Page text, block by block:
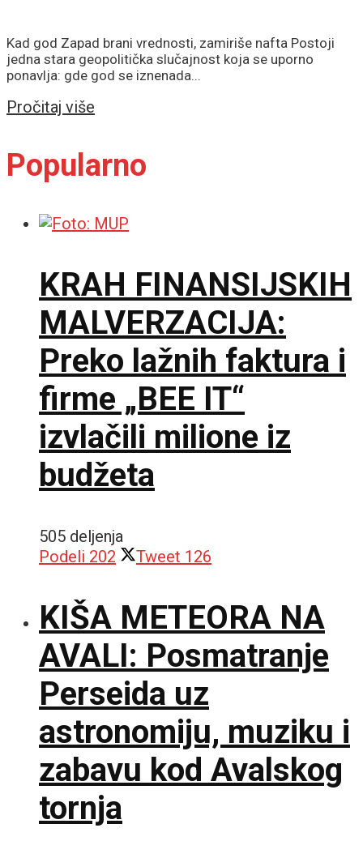
Kad god Zapad brani vrednosti, zamiriše nafta Postoji
jedna stara geopolitička slučajnost koja se uporno
ponavlja: gde god se iznenada...
Pročitaj više
Popularno
KRAH FINANSIJSKIH
MALVERZACIJA:
Preko lažnih faktura i
firme „BEE IT“
izvlačili milione iz
budžeta
505 deljenja
Podeli 202 Tweet 126
KIŠA METEORA NA
AVALI: Posmatranje
Perseida uz
astronomiju, muziku i
zabavu kod Avalskog
tornja